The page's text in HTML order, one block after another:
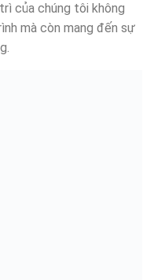
của chúng tôi không
mà còn mang đến sự